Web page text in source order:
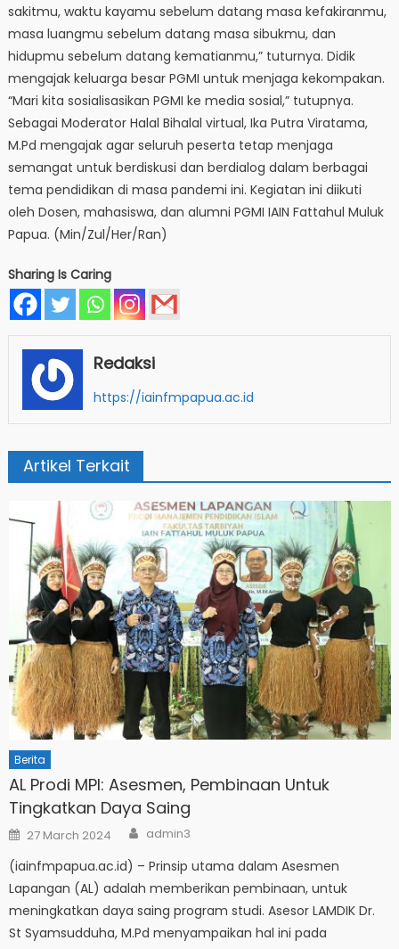
sakitmu, waktu kayamu sebelum datang masa kefakiranmu,
masa luangmu sebelum datang masa sibukmu, dan
hidupmu sebelum datang kematianmu,” tuturnya. Didik
mengajak keluarga besar PGMI untuk menjaga kekompakan.
“Mari kita sosialisasikan PGMI ke media sosial,” tutupnya.
Sebagai Moderator Halal Bihalal virtual, Ika Putra Viratama,
M.Pd mengajak agar seluruh peserta tetap menjaga
semangat untuk berdiskusi dan berdialog dalam berbagai
tema pendidikan di masa pandemi ini. Kegiatan ini diikuti
oleh Dosen, mahasiswa, dan alumni PGMI IAIN Fattahul Muluk
Papua. (Min/Zul/Her/Ran)
Sharing Is Caring
Redaksi
https://iainfmpapua.ac.id
Artikel Terkait
Berita
AL Prodi MPI: Asesmen, Pembinaan Untuk
Tingkatkan Daya Saing
Posted
on
27 March 2024 Author
admin3
(iainfmpapua.ac.id) – Prinsip utama dalam Asesmen
Lapangan (AL) adalah memberikan pembinaan, untuk
meningkatkan daya saing program studi. Asesor LAMDIK Dr.
St Syamsudduha, M.Pd menyampaikan hal ini pada